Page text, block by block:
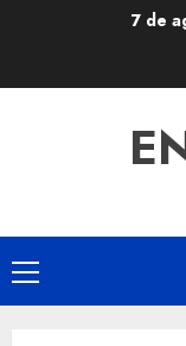
7 de
Primary
Menu